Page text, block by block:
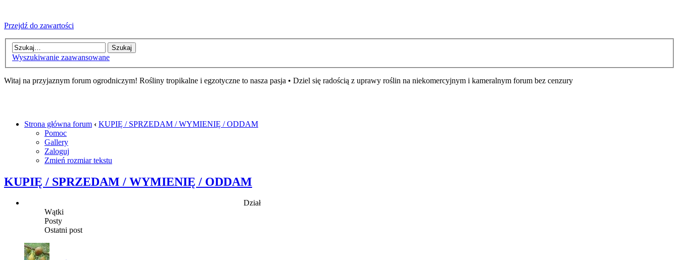
Przejdź do zawartości
Wyszukiwanie zaawansowane
Witaj na przyjaznym forum ogrodniczym! Rośliny tropikalne i egzotyczne to nasza pasja • Dziel się radością z uprawy roślin na niekomercyjnym i kameralnym forum bez cenzury
Strona główna forum ‹ KUPIĘ / SPRZEDAM / WYMIENIĘ / ODDAM
Pomoc
Gallery
Zaloguj
Zmień rozmiar tekstu
KUPIĘ / SPRZEDAM / WYMIENIĘ / ODDAM
Dział
Wątki
Posty
Ostatni post